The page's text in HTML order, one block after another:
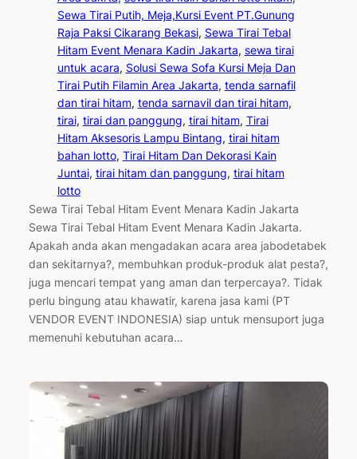
Sewa Tirai Putih, Meja,Kursi Event PT.Gunung
Raja Paksi Cikarang Bekasi, Sewa Tirai Tebal
Hitam Event Menara Kadin Jakarta, sewa tirai
untuk acara, Solusi Sewa Sofa Kursi Meja Dan
Tirai Putih Filamin Area Jakarta, tenda sarnafil
dan tirai hitam, tenda sarnavil dan tirai hitam
tirai, tirai dan panggung, tirai hitam, Tirai
Hitam Aksesoris Lampu Bintang, tirai hitam
bahan lotto, Tirai Hitam Dan Dekorasi Kain
Juntai, tirai hitam dan panggung, tirai hitam
lotto
Sewa Tirai Tebal Hitam Event Menara Kadin Jakarta
Sewa Tirai Tebal Hitam Event Menara Kadin Jakarta.
Apakah anda akan mengadakan acara area jabodetabek
dan sekitarnya?, membuhkan produk-produk alat pesta?,
juga mencari tempat yang aman dan terpercaya?. Tidak
perlu bingung atau khawatir, karena jasa kami (PT
VENDOR EVENT INDONESIA) siap untuk mensuport juga
memenuhi kebutuhan acara…